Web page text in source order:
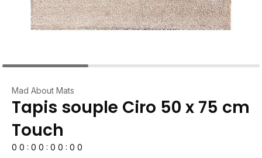
Mad About Mats
Tapis souple Ciro 50 x 75 cm
Touch
0 0 : 0 0 : 0 0 : 0 0